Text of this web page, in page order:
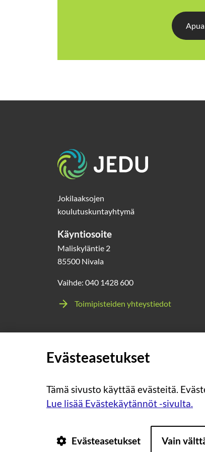
Etusivu
Jokilaaksojen
koulutuskuntayhtymä
Käyntiosoite
Maliskyläntie 2
85500 Nivala
Vaihde: 040 1428 600
Toimipisteiden yhteystiedot
Evästeasetukset
Tämä sivusto käyttää evästeitä.
Lue lisää Evästekäytännöt -sivulta.
Evästeasetukset Vain